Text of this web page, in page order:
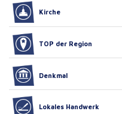
Kirche
TOP der Region
Denkmal
Lokales Handwerk